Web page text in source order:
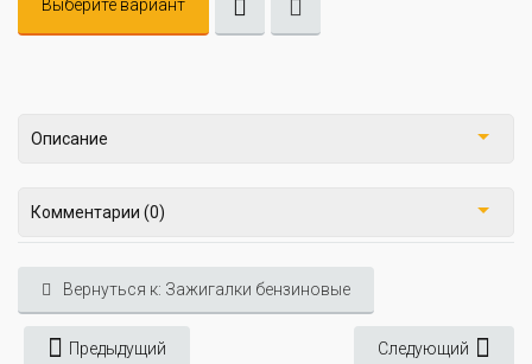
Выберите вариант
Описание
Комментарии (0)
Вернуться к: Зажигалки бензиновые
Предыдущий Следующий